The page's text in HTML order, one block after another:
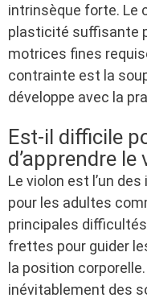
intrinsèque forte. Le
plasticité suffisante
motrices fines
contrainte est la
développe avec la
Est-il difficile
d’apprendre le
Le violon est l’un
pour les adultes
principales
frettes pour guider
la position
inévitablement des